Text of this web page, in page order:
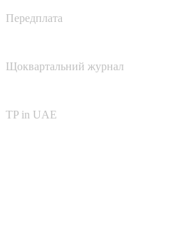
Передплата
Щоквартальний журнал
TP in UAE